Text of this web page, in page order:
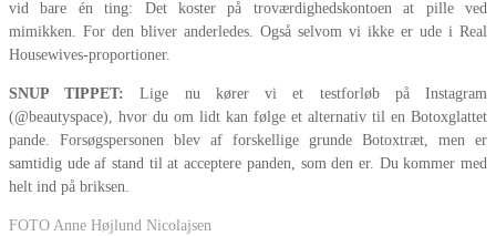
vid bare én ting: Det koster på troværdighedskontoen at pille ved
mimikken. For den bliver anderledes. Også selvom vi ikke er ude i Real
Housewives-proportioner.
SNUP TIPPET: Lige nu kører vi et testforløb på Instagram
(@beautyspace), hvor du om lidt kan følge et alternativ til en Botoxglattet
pande. Forsøgspersonen blev af forskellige grunde Botoxtræt, men er
samtidig ude af stand til at acceptere panden, som den er. Du kommer med
helt ind på briksen.
FOTO Anne Højlund Nicolajsen